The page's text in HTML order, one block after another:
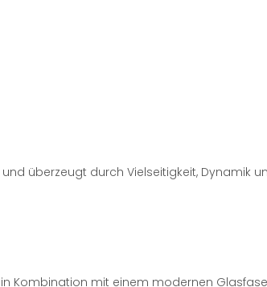
überzeugt durch Vielseitigkeit, Dynamik
Kombination mit einem modernen